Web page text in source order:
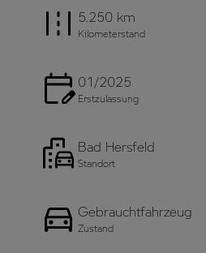
5.250 km
Kilometerstand
01/2025
Erstzulassung
Bad Hersfeld
Standort
Gebrauchtfahrzeug
Zustand